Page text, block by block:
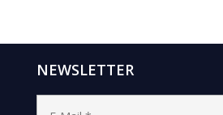
NEWSLETTER